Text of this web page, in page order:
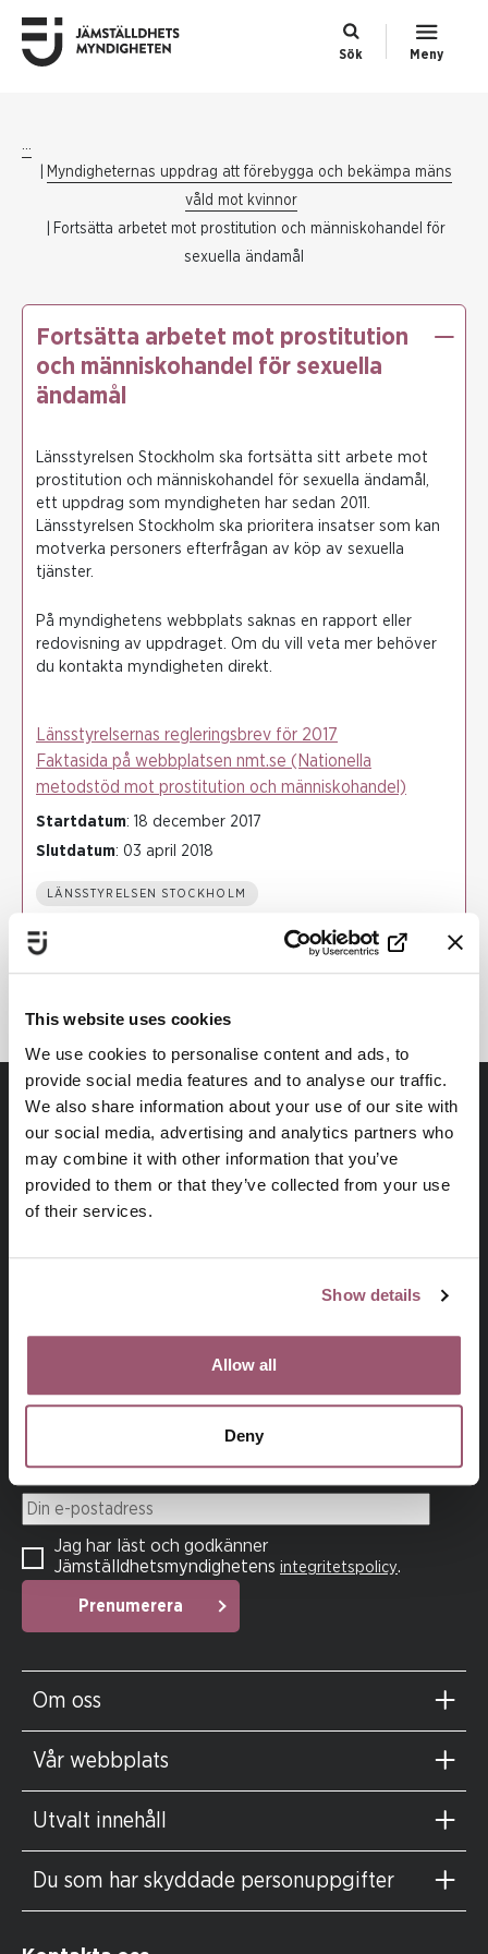
This website uses cookies
We use cookies to personalise content and ads, to
provide social media features and to analyse our traffic.
We also share information about your use of our site with
our social media, advertising and analytics partners who
may combine it with other information that you’ve
provided to them or that they’ve collected from your use
of their services.
Show details
Allow all
Deny
Sök Meny
...
Myndigheternas uppdrag att förebygga och bekämpa mäns
våld mot kvinnor
Fortsätta arbetet mot prostitution och människohandel för
sexuella ändamål
Fortsätta arbetet mot prostitution
och människohandel för sexuella
ändamål
Länsstyrelsen Stockholm ska fortsätta sitt arbete mot
prostitution och människohandel för sexuella ändamål,
ett uppdrag som myndigheten har sedan 2011.
Länsstyrelsen Stockholm ska prioritera insatser som kan
motverka personers efterfrågan av köp av sexuella
tjänster.
På myndighetens webbplats saknas en rapport eller
redovisning av uppdraget. Om du vill veta mer behöver
du kontakta myndigheten direkt.
Länsstyrelsernas regleringsbrev för 2017
Faktasida på webbplatsen nmt.se (Nationella
metodstöd mot prostitution och människohandel)
Startdatum: 18 december 2017
Slutdatum: 03 april 2018
LÄNSSTYRELSEN STOCKHOLM
Prenumerera på vårt nyhetsbrev
Din e-postadress
Prenumerera
Jag har läst och godkänner
Jämställdhetsmyndighetens integritetspolicy.
Om oss
Vår webbplats
Utvalt innehåll
Du som har skyddade personuppgifter